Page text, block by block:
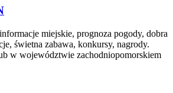
miejskie, prognoza pogody, dobra
świetna zabawa, konkursy, nagrody.
w województwie zachodniopomorskiem